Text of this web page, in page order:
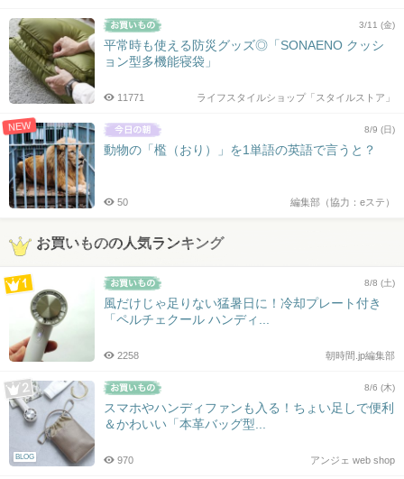
3/11 (金)
平常時も使える防災グッズ◎「SONAENO クッシ
ョン型多機能寝袋」
ライフスタイルショップ「スタイルストア」
11771
NEW 8/9 (日)
動物の「檻（おり）」を1単語の英語で言うと？
編集部（協力：eステ）
50
お買いものの人気ランキング
8/8 (土)
風だけじゃ足りない猛暑日に！冷却プレート付き
「ペルチェクール ハンディ...
朝時間.jp編集部
2258
BLOG
8/6 (木)
スマホやハンディファンも入る！ちょい足しで便利
＆かわいい「本革バッグ型...
アンジェ web shop
970